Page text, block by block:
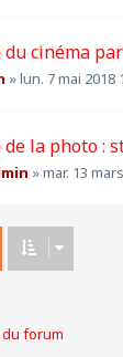
cinéma
»lun. 7 mai 2018
la photo :
»mar. 13
du forum